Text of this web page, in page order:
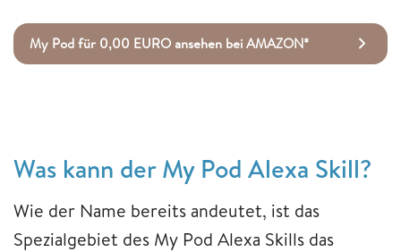
My Pod für 0,00 EURO ansehen bei AMAZON*
Was kann der My Pod Alexa Skill?
Wie der Name bereits andeutet, ist das
Spezialgebiet des My Pod Alexa Skills das